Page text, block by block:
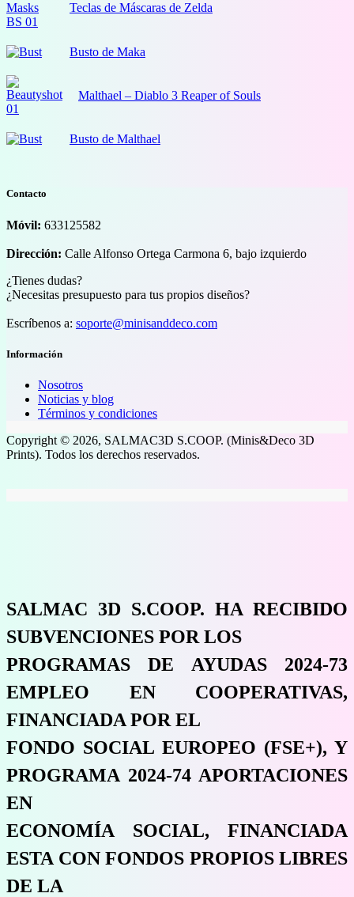
Teclas de Máscaras de Zelda
Busto de Maka
Malthael – Diablo 3 Reaper of Souls
Busto de Malthael
Contacto
Móvil: 633125582
Dirección: Calle Alfonso Ortega Carmona 6, bajo izquierdo
¿Tienes dudas?
¿Necesitas presupuesto para tus propios diseños?
Escríbenos a: soporte@minisanddeco.com
Información
Nosotros
Noticias y blog
Términos y condiciones
Copyright © 2026, SALMAC3D S.COOP. (Minis&Deco 3D
Prints). Todos los derechos reservados.
SALMAC 3D S.COOP. HA RECIBIDO
SUBVENCIONES POR LOS
PROGRAMAS DE AYUDAS 2024-73
EMPLEO EN COOPERATIVAS,
FINANCIADA POR EL
FONDO SOCIAL EUROPEO (FSE+), Y
PROGRAMA 2024-74 APORTACIONES
EN
ECONOMÍA SOCIAL, FINANCIADA
ESTA CON FONDOS PROPIOS LIBRES
DE LA